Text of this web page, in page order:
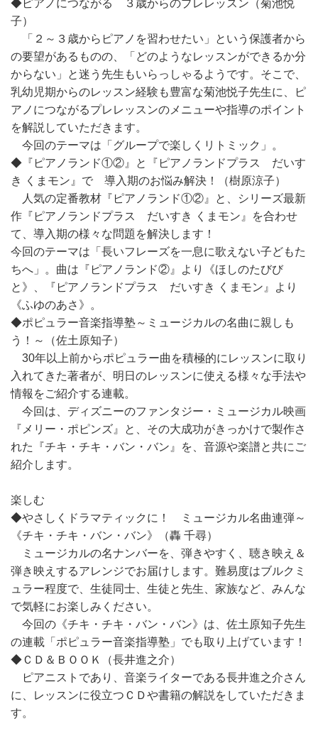
◆ピアノにつながる ３歳からのプレレッスン（菊池悦
子）
「２～３歳からピアノを習わせたい」という保護者から
の要望があるものの、「どのようなレッスンができるか分
からない」と迷う先生もいらっしゃるようです。そこで、
乳幼児期からのレッスン経験も豊富な菊池悦子先生に、ピ
アノにつながるプレレッスンのメニューや指導のポイント
を解説していただきます。
今回のテーマは「グループで楽しくリトミック」。
◆『ピアノランド①②』と『ピアノランドプラス だいす
き くまモン』で 導入期のお悩み解決！（樹原涼子）
人気の定番教材『ピアノランド①②』と、シリーズ最新
作『ピアノランドプラス だいすき くまモン』を合わせ
て、導入期の様々な問題を解決します！
今回のテーマは「長いフレーズを一息に歌えない子どもた
ちへ」。曲は『ピアノランド②』より《ほしのたびび
と》、『ピアノランドプラス だいすき くまモン』より
《ふゆのあさ》。
◆ポピュラー音楽指導塾～ミュージカルの名曲に親しも
う！～（佐土原知子）
30年以上前からポピュラー曲を積極的にレッスンに取り
入れてきた著者が、明日のレッスンに使える様々な手法や
情報をご紹介する連載。
今回は、ディズニーのファンタジー・ミュージカル映画
『メリー・ポピンズ』と、その大成功がきっかけで製作さ
れた『チキ・チキ・バン・バン』を、音源や楽譜と共にご
紹介します。
楽しむ
◆やさしくドラマティックに！ ミュージカル名曲連弾～
《チキ・チキ・バン・バン》（轟 千尋）
ミュージカルの名ナンバーを、弾きやすく、聴き映え＆
弾き映えするアレンジでお届けします。難易度はブルクミ
ュラー程度で、生徒同士、生徒と先生、家族など、みんな
で気軽にお楽しみください。
今回の《チキ・チキ・バン・バン》は、佐土原知子先生
の連載「ポピュラー音楽指導塾」でも取り上げています！
◆ＣＤ＆ＢＯＯＫ（長井進之介）
ピアニストであり、音楽ライターである長井進之介さん
に、レッスンに役立つＣＤや書籍の解説をしていただきま
す。